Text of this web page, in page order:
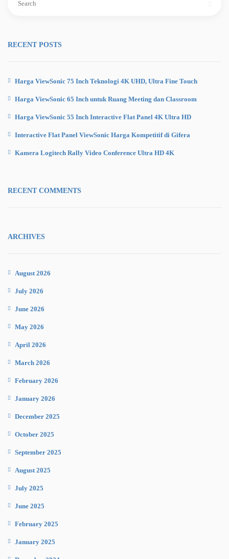
RECENT POSTS
Harga ViewSonic 75 Inch Teknologi 4K UHD, Ultra Fine Touch
Harga ViewSonic 65 Inch untuk Ruang Meeting dan Classroom
Harga ViewSonic 55 Inch Interactive Flat Panel 4K Ultra HD
Interactive Flat Panel ViewSonic Harga Kompetitif di Gifera
Kamera Logitech Rally Video Conference Ultra HD 4K
RECENT COMMENTS
ARCHIVES
August 2026
July 2026
June 2026
May 2026
April 2026
March 2026
February 2026
January 2026
December 2025
October 2025
September 2025
August 2025
July 2025
June 2025
February 2025
January 2025